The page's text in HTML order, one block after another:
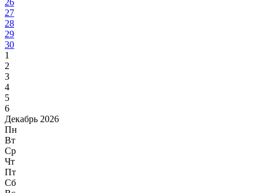
26
27
28
29
30
1
2
3
4
5
6
Декабрь 2026
Пн
Вт
Ср
Чт
Пт
Сб